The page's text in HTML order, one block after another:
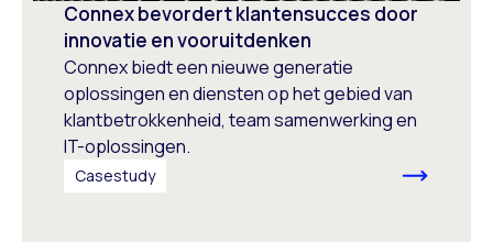
Connex bevordert klantensucces door
innovatie en vooruitdenken
Connex biedt een nieuwe generatie
oplossingen en diensten op het gebied van
klantbetrokkenheid, team samenwerking en
IT-oplossingen.
Casestudy